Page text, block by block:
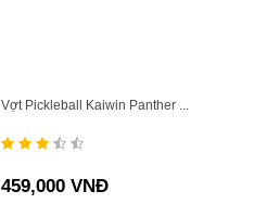
Vợt Pickleball Kaiwin Panther ...
459,000 VNĐ